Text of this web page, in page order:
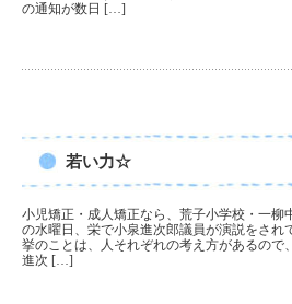
の通知が数日 […]
若い力☆
小児矯正・成人矯正なら、荒子小学校・一柳
の水曜日、栄で小泉進次郎議員が演説をされ
挙のことは、人それぞれの考え方があるので
進次 […]